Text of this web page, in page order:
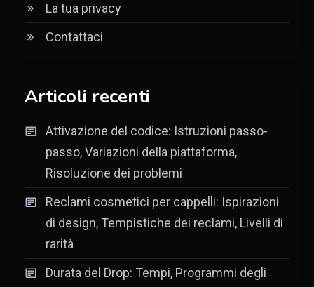
La tua privacy
Contattaci
Articoli recenti
Attivazione del codice: Istruzioni passo-
passo, Variazioni della piattaforma,
Risoluzione dei problemi
Reclami cosmetici per cappelli: Ispirazioni
di design, Tempistiche dei reclami, Livelli di
rarità
Durata del Drop: Tempi, Programmi degli